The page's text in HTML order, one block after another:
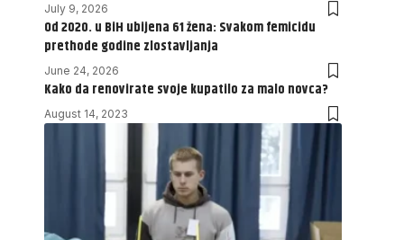
July 9, 2026
Od 2020. u BiH ubijena 61 žena: Svakom femicidu
prethode godine zlostavljanja
June 24, 2026
Kako da renovirate svoje kupatilo za malo novca?
August 14, 2023